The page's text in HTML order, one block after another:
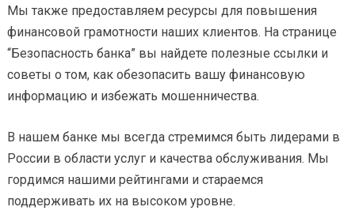
Мы также предоставляем ресурсы для повышения
финансовой грамотности наших клиентов. На странице
“Безопасность банка” вы найдете полезные ссылки и
советы о том, как обезопасить вашу финансовую
информацию и избежать мошенничества.
В нашем банке мы всегда стремимся быть лидерами в
России в области услуг и качества обслуживания. Мы
гордимся нашими рейтингами и стараемся
поддерживать их на высоком уровне.